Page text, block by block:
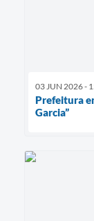
03 JUN 2026 -
Prefeitura
Garcia”